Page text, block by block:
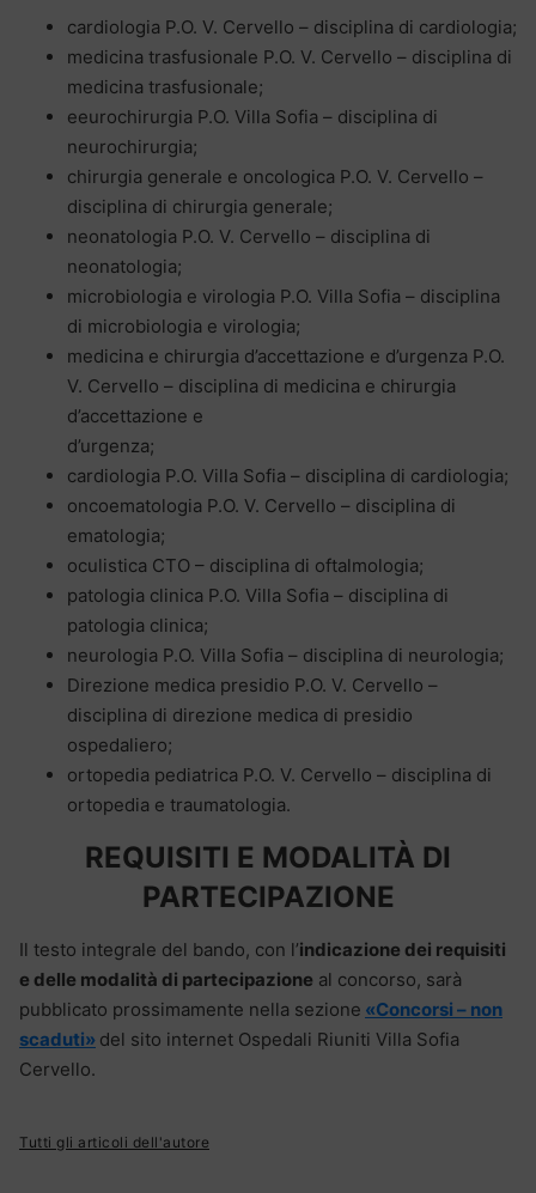
cardiologia P.O. V. Cervello – disciplina di cardiologia;
medicina trasfusionale P.O. V. Cervello – disciplina di
medicina trasfusionale;
eeurochirurgia P.O. Villa Sofia – disciplina di
neurochirurgia;
chirurgia generale e oncologica P.O. V. Cervello –
disciplina di chirurgia generale;
neonatologia P.O. V. Cervello – disciplina di
neonatologia;
microbiologia e virologia P.O. Villa Sofia – disciplina
di microbiologia e virologia;
medicina e chirurgia d’accettazione e d’urgenza P.O.
V. Cervello – disciplina di medicina e chirurgia
d’accettazione e
d’urgenza;
cardiologia P.O. Villa Sofia – disciplina di cardiologia;
oncoematologia P.O. V. Cervello – disciplina di
ematologia;
oculistica CTO – disciplina di oftalmologia;
patologia clinica P.O. Villa Sofia – disciplina di
patologia clinica;
neurologia P.O. Villa Sofia – disciplina di neurologia;
Direzione medica presidio P.O. V. Cervello –
disciplina di direzione medica di presidio
ospedaliero;
ortopedia pediatrica P.O. V. Cervello – disciplina di
ortopedia e traumatologia.
REQUISITI E MODALITÀ DI
PARTECIPAZIONE
Il testo integrale del bando, con l’indicazione dei requisiti
e delle modalità di partecipazione al concorso, sarà
pubblicato prossimamente nella sezione «Concorsi – non
scaduti» del sito internet Ospedali Riuniti Villa Sofia
Cervello.
Tutti gli articoli dell'autore